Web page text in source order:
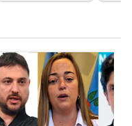
de Tierras: ante el
artículo de tendencia con el